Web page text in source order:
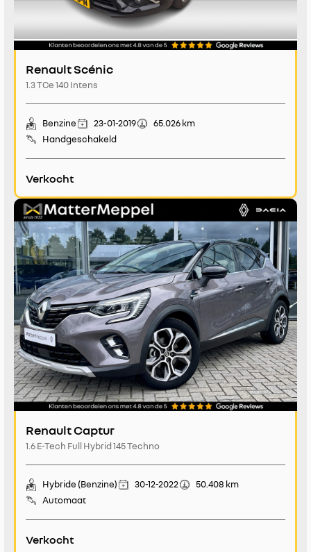
Renault Scénic
1.3 TCe 140 Intens
Benzine 23-01-2019
65.026 km
Handgeschakeld
Verkocht
Renault Captur
1.6 E-Tech Full Hybrid 145 Techno
Hybride (Benzine) 30-12-2022
50.408 km
Automaat
Verkocht